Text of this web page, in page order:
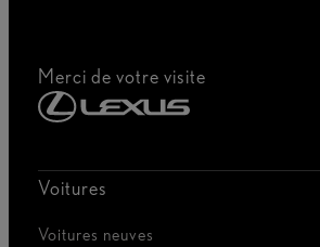
Merci de votre visite
Voitures
Voitures neuves